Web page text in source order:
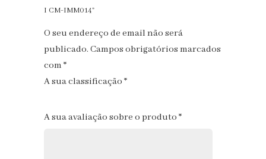
I CM-IMM014”
O seu endereço de email não será
publicado. Campos obrigatórios marcados
com *
A sua classificação *
A sua avaliação sobre o produto *